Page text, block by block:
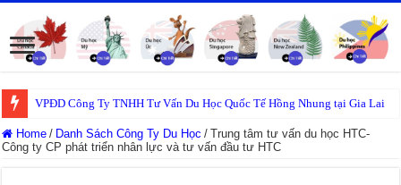
VPĐD Công Ty TNHH Tư Vấn Du Học Quốc Tế Hồng Nhung tại Gia Lai
Home / Danh Sách Công Ty Du Học / Trung tâm tư vấn du học HTC-
Công ty CP phát triển nhân lực và tư vấn đầu tư HTC